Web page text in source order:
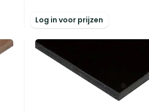
Log in voor prijzen